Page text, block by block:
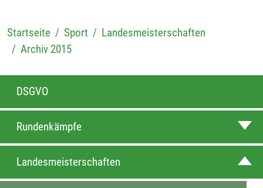
Startseite Sport
Landesmeisterschaften
Archiv 2015
DSGVO
Rundenkämpfe
Landesmeisterschaften